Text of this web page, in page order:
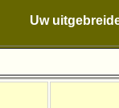
Uw